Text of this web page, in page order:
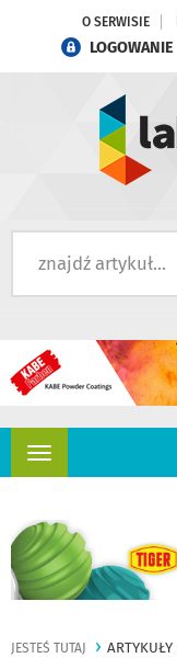
O SERWISIE
LOGOWANIE
Rozwiń
JESTEŚ TUTAJ ARTYKUŁY